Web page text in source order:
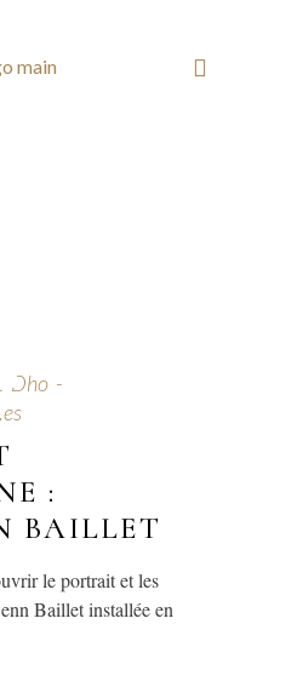
Dho
:
BAILLET
le portrait et les
Baillet installée en